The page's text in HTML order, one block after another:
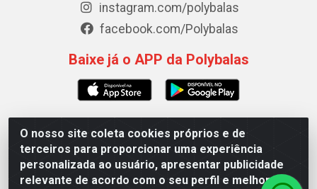
O nosso site coleta cookies próprios e de
terceiros para proporcionar uma experiência
personalizada ao usuário, apresentar publicidade
relevante de acordo com o seu perfil e melhorar a
instagram.com/polybalas
facebook.com/Polybalas
Baixe já o APP da Polybalas
Polybalas - Rua João Miguel de Souza, 173 Galpão B -
Ernesto Geisel, João Pessoa/PB - CEP 58.075-075 - CNPJ
00.909.327/0002-61